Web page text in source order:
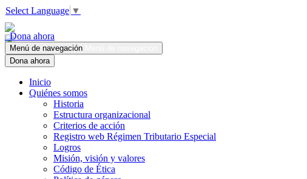
Select Language ▼
Dona ahora
Menú de navegación
Dona ahora
Inicio
Quiénes somos
Historia
Estructura organizacional
Criterios de acción
Registro web Régimen Tributario Especial
Logros
Misión, visión y valores
Código de Ética